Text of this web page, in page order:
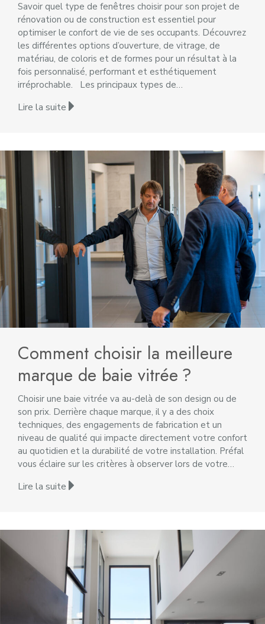
Savoir quel type de fenêtres choisir pour son projet de
rénovation ou de construction est essentiel pour
optimiser le confort de vie de ses occupants. Découvrez
les différentes options d’ouverture, de vitrage, de
matériau, de coloris et de formes pour un résultat à la
fois personnalisé, performant et esthétiquement
irréprochable. Les principaux types de…
Lire la suite
Comment choisir la meilleure
marque de baie vitrée ?
Choisir une baie vitrée va au-delà de son design ou de
son prix. Derrière chaque marque, il y a des choix
techniques, des engagements de fabrication et un
niveau de qualité qui impacte directement votre confort
au quotidien et la durabilité de votre installation. Préfal
vous éclaire sur les critères à observer lors de votre…
Lire la suite